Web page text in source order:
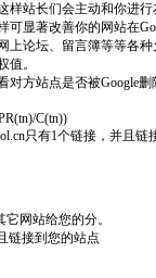
样站长们会主动和你进
可显著改善你的网站在
上论坛、留言簿等等各
值。
对方站点是否被Google
C(tn))
只有1个链接，并且链
网站给您的分。
链接到您的站点